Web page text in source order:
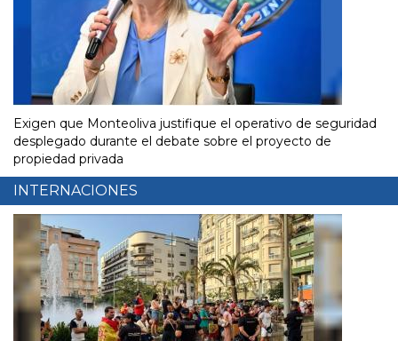
Exigen que Monteoliva justifique el operativo de seguridad
desplegado durante el debate sobre el proyecto de
propiedad privada
INTERNACIONES